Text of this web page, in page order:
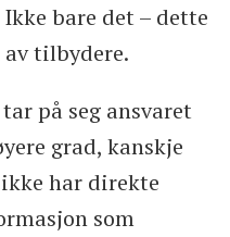
bare det – dette
tilbydere.
på seg ansvaret
grad, kanskje
har direkte
som